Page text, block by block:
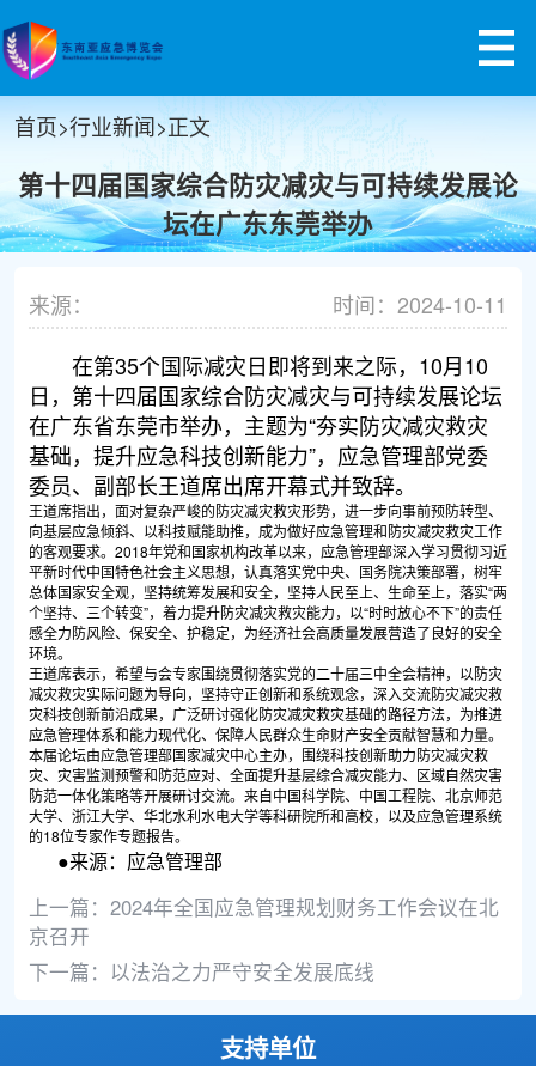
首页>行业新闻>正文
第十四届国家综合防灾减灾与可持续发展论
坛在广东东莞举办
来源：
时间：2024-10-11
在第35个国际减灾日即将到来之际，10月10
日，第十四届国家综合防灾减灾与可持续发展论坛
在广东省东莞市举办，主题为“夯实防灾减灾救灾
基础，提升应急科技创新能力”，应急管理部党委
委员、副部长王道席出席开幕式并致辞。
王道席指出，面对复杂严峻的防灾减灾救灾形势，进一步向事前预防转型、
向基层应急倾斜、以科技赋能助推，成为做好应急管理和防灾减灾救灾工作
的客观要求。2018年党和国家机构改革以来，应急管理部深入学习贯彻习近
平新时代中国特色社会主义思想，认真落实党中央、国务院决策部署，树牢
总体国家安全观，坚持统筹发展和安全，坚持人民至上、生命至上，落实“两
个坚持、三个转变”，着力提升防灾减灾救灾能力，以“时时放心不下”的责任
感全力防风险、保安全、护稳定，为经济社会高质量发展营造了良好的安全
环境。
王道席表示，希望与会专家围绕贯彻落实党的二十届三中全会精神，以防灾
减灾救灾实际问题为导向，坚持守正创新和系统观念，深入交流防灾减灾救
灾科技创新前沿成果，广泛研讨强化防灾减灾救灾基础的路径方法，为推进
应急管理体系和能力现代化、保障人民群众生命财产安全贡献智慧和力量。
本届论坛由应急管理部国家减灾中心主办，围绕科技创新助力防灾减灾救
灾、灾害监测预警和防范应对、全面提升基层综合减灾能力、区域自然灾害
防范一体化策略等开展研讨交流。来自中国科学院、中国工程院、北京师范
大学、浙江大学、华北水利水电大学等科研院所和高校，以及应急管理系统
的18位专家作专题报告。
●来源：应急管理部
上一篇： 2024年全国应急管理规划财务工作会议在北
京召开
下一篇： 以法治之力严守安全发展底线
支持单位